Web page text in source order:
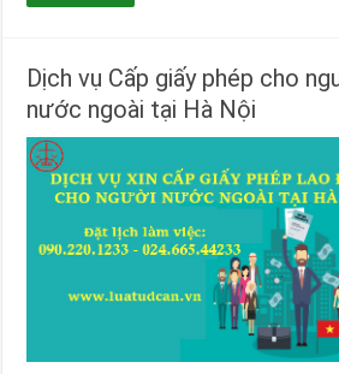
Dịch vụ Cấp giấy phép cho
nước ngoài tại Hà Nội